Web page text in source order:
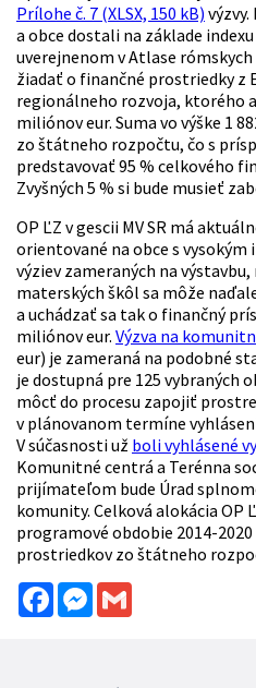
Prílohe č. 7 (XLSX, 150 kB)
a obce dostali na základe
uverejnenom v Atlase
žiadať o finančné prostriedky z
regionálneho rozvoja, ktorého
miliónov eur. Suma vo výške 1
zo štátneho rozpočtu, čo s
predstavovať 95 % celkového
Zvyšných 5 % si bude musieť
OP ĽZ v gescii MV SR má
orientované na obce s
výziev zameraných na
materských škôl sa môže
a uchádzať sa tak o finančný
miliónov eur. Výzva na
eur) je zameraná na podobné
je dostupná pre 125 vybraných
môcť do procesu zapojiť
v plánovanom termíne
V súčasnosti už boli vyhlásené
Komunitné centrá a Terénna
prijímateľom bude Úrad
komunity. Celková alokácia OP
programové obdobie 2014-
prostriedkov zo štátneho
FacebookMessenger